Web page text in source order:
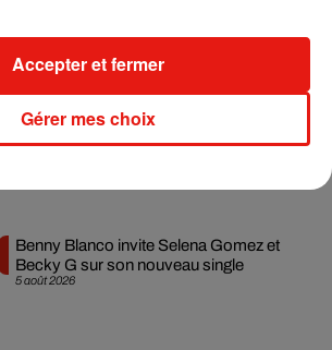
Angèle et Amélie Lens dévoilent leur
collaboration tant attendue
5 août 2026
Benny Blanco invite Selena Gomez et
Becky G sur son nouveau single
Gérer mes choix
Accepter et fermer